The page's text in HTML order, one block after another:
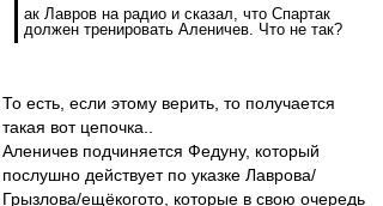
ак Лавров на радио и сказал, что Спартак
должен тренировать Аленичев. Что не так?
То есть, если этому верить, то получается
такая вот цепочка..
Аленичев подчиняется Федуну, который
послушно действует по указке Лаврова/
Грызлова/ещёкогото, которые в свою очередь